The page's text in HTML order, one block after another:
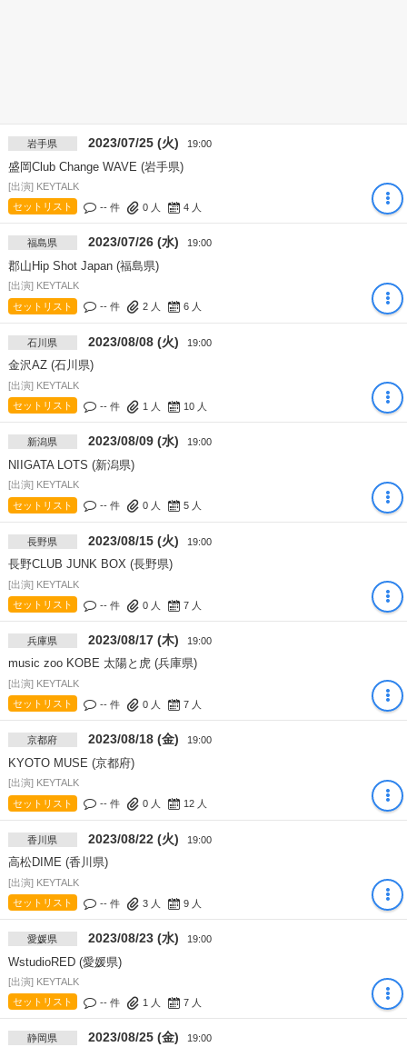
岩手県 2023/07/25 (火) 19:00
盛岡Club Change WAVE (岩手県)
[出演] KEYTALK
セットリスト
-- 件 0人 4人
福島県 2023/07/26 (水) 19:00
郡山Hip Shot Japan (福島県)
[出演] KEYTALK
セットリスト
-- 件 2人 6人
石川県 2023/08/08 (火) 19:00
金沢AZ (石川県)
[出演] KEYTALK
セットリスト
-- 件 1 人 10人
新潟県 2023/08/09 (水) 19:00
NIIGATA LOTS (新潟県)
[出演] KEYTALK
セットリスト
-- 件 0人 5人
長野県 2023/08/15 (火) 19:00
長野CLUB JUNK BOX (長野県)
[出演] KEYTALK
セットリスト
-- 件 0人 7人
兵庫県 2023/08/17 (木) 19:00
music zoo KOBE 太陽と虎 (兵庫県)
[出演] KEYTALK
セットリスト
-- 件 0人 7人
京都府 2023/08/18 (金) 19:00
KYOTO MUSE (京都府)
[出演] KEYTALK
セットリスト
-- 件 0人 12人
香川県 2023/08/22 (火) 19:00
高松DIME (香川県)
[出演] KEYTALK
セットリスト
-- 件 3人 9人
愛媛県 2023/08/23 (水) 19:00
WstudioRED (愛媛県)
[出演] KEYTALK
セットリスト
-- 件 1 人 7人
静岡県 2023/08/25 (金) 19:00